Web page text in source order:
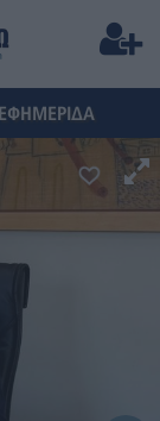
ΕΦΗΜΕΡΙΔΑ